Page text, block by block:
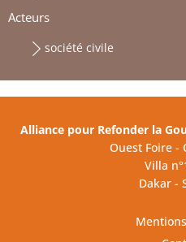
Acteurs
société civile
Alliance pour Refonder la
Ouest Foire -
Villa
Dakar -